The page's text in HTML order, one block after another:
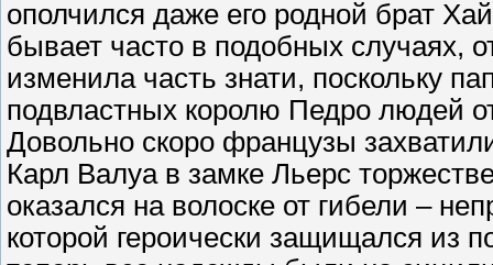
ополчился даже его родной брат
бывает часто в подобных случаях,
изменила часть знати, поскольку
подвластных королю Педро людей
Довольно скоро французы
Карл Валуа в замке Льерс
оказался на волоске от гибели –
которой героически защищался из